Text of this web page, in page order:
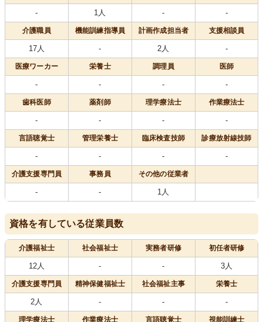
- 1人 - -
介護職員 機能訓練指導員 計画作成担当者 支援相談員
17人 - 2人 -
医療ワーカー 栄養士 調理員 医師
- - - -
歯科医師 薬剤師 理学療法士 作業療法士
- - - -
言語聴覚士 管理栄養士 臨床検査技師 診療放射線技師
- - - -
介護支援専門員 事務員 その他の従業者
- - 1人
資格を有している従業員数
介護福祉士 社会福祉士 実務者研修 初任者研修
12人 - - 3人
介護支援専門員 精神保健福祉士 社会福祉主事 栄養士
2人 - - -
理学療法士 作業療法士 言語聴覚士 視能訓練士